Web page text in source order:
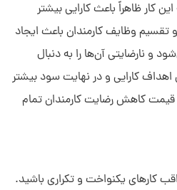
کار ظاهراً باعث کارایی بیشتر
وظایف کارمندان باعث ایجاد
و نارضایتی آن‌ها را به دنبال
کارایی و در نهایت سود بیشتر
کاهش رضایت کارمندان تمام
کارهای یکنواخت و تکراری باشید.